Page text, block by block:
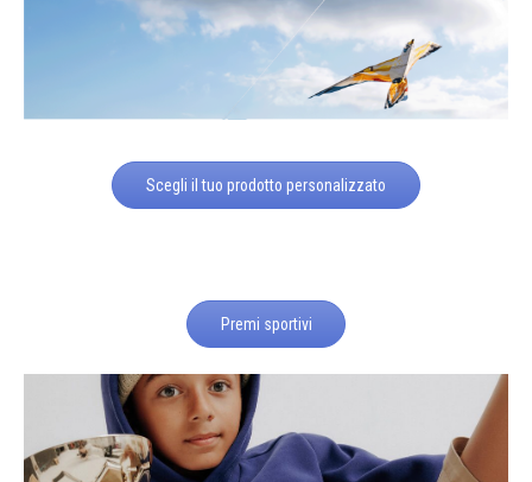
Scegli il tuo prodotto personalizzato
Premi sportivi